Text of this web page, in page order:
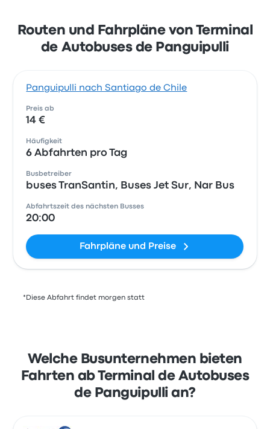
Routen und Fahrpläne von Terminal
de Autobuses de Panguipulli
Panguipulli nach Santiago de Chile
Preis ab
14 €
Häufigkeit
6 Abfahrten pro Tag
Busbetreiber
buses TranSantin, Buses Jet Sur, Nar Bus
Abfahrtszeit des nächsten Busses
20:00
Fahrpläne und Preise
*Diese Abfahrt findet morgen statt
Welche Busunternehmen bieten
Fahrten ab Terminal de Autobuses
de Panguipulli an?